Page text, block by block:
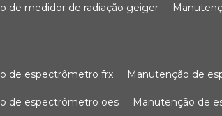
de medidor de radiação geiger
de espectrômetro frx manutenção de
de espectrômetro oes manutenção de